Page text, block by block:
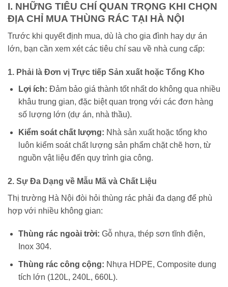
I. NHỮNG TIÊU CHÍ QUAN TRỌNG KHI CHỌN
ĐỊA CHỈ MUA THÙNG RÁC TẠI HÀ NỘI
Trước khi quyết định mua, dù là cho gia đình hay dự án
lớn, bạn cần xem xét các tiêu chí sau về nhà cung cấp:
1. Phải là Đơn vị Trực tiếp Sản xuất hoặc Tổng Kho
Lợi ích: Đảm bảo giá thành tốt nhất do không qua nhiều
khâu trung gian, đặc biệt quan trọng với các đơn hàng
số lượng lớn (dự án, nhà thầu).
Kiểm soát chất lượng: Nhà sản xuất hoặc tổng kho
luôn kiểm soát chất lượng sản phẩm chặt chẽ hơn, từ
nguồn vật liệu đến quy trình gia công.
2. Sự Đa Dạng về Mẫu Mã và Chất Liệu
Thị trường Hà Nội đòi hỏi thùng rác phải đa dạng để phù
hợp với nhiều không gian:
Thùng rác ngoài trời: Gỗ nhựa, thép sơn tĩnh điện,
Inox 304.
Thùng rác công cộng: Nhựa HDPE, Composite dung
tích lớn (120L, 240L, 660L).